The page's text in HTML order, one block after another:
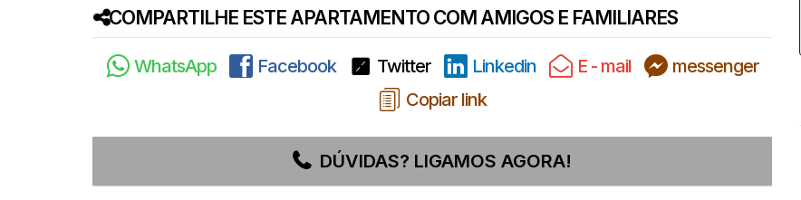
COMPARTILHE ESTE APARTAMENTO COM AMIGOS E FAMILIARES
WhatsApp Facebook Twitter Linkedin E - mail
messenger
Copiar link
DÚVIDAS? LIGAMOS AGORA!